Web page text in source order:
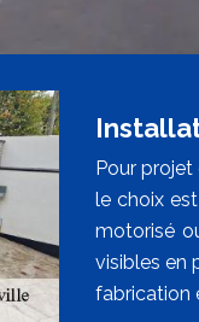
Pour
le choix
motorisé
visibles en
fabrication